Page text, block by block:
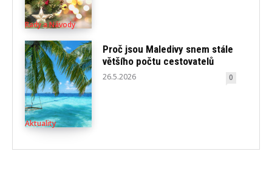
Rady a Návody
Aktuality
Proč jsou Maledivy snem stále
většího počtu cestovatelů
26.5.2026 0